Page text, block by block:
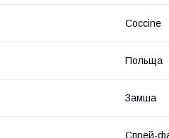
Coccine
Польща
Замша
Спрей-